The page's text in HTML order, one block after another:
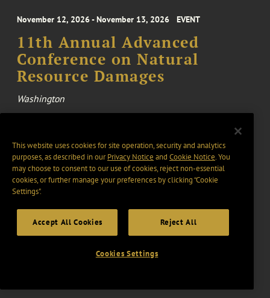
November 12, 2026 - November 13, 2026 EVENT
11th Annual Advanced
Conference on Natural
Resource Damages
Washington
Bisnow South FL Industrial
& Manufacturing Event
Enhesa Regulatory Summit
North America 2026
This website uses cookies for site operation, security and analytics
purposes, as described in ourPrivacy Notice and Cookie Notice. You
may choose to consent to our use of cookies, reject non-essential
cookies, or further manage your preferences by clicking “Cookie
Settings".
Accept All Cookies Reject All
Cookies Settings